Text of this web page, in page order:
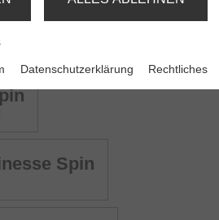
Spin
Datenschutzerklärung Rechtliches